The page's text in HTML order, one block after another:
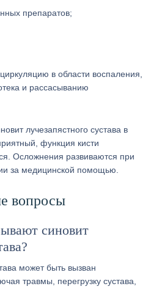
препаратов;
в области воспаления,
и рассасыванию
лучезапястного сустава в
функция кисти
Осложнения развиваются при
за медицинской помощью.
вопросы
синовит
может быть вызван
травмы, перегрузку сустава,